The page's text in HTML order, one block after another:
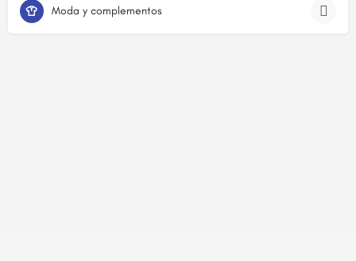
Moda y complementos